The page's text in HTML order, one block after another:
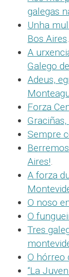
galegas
Unha
Bos Aires.
A
Galego
Adeus,
Forza
Sempre
Aires!.
A forza
O noso
O
Tres
O hórreo
“La